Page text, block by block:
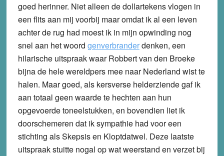
goed herinner. Niet alleen de dollartekens vlogen in
een flits aan mij voorbij maar omdat ik al een leven
achter de rug had moest ik in mijn opwinding nog
snel aan het woord genverbranderdenken, een
hilarische uitspraak waar Robbert van den Broeke
bijna de hele wereldpers mee naar Nederland wist te
halen. Maar goed, als kersverse helderziende gaf ik
aan totaal geen waarde te hechten aan hun
opgevoerde toneelstukken, en bovendien liet ik
doorschemeren dat ik sympathie had voor een
stichting als Skepsis en Kloptdatwel. Deze laatste
uitspraak stuitte nogal op wat weerstand en verzet bij